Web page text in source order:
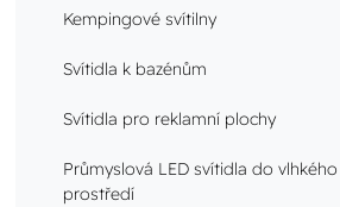
Kempingové svítilny
Svítidla k bazénům
Svítidla pro reklamní plochy
Průmyslová LED svítidla do vlhkého
prostředí